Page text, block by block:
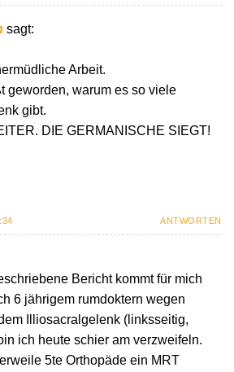
sagt:
Arbeit.
geworden, warum es so viele
gibt.
DIE GERMANISCHE SIEGT!
ANTWORTEN
Bericht kommt für mich
6 jährigem rumdoktern wegen
Illiosacralgelenk (linksseitig,
ich heute schier am verzweifeln.
5te Orthopäde ein MRT